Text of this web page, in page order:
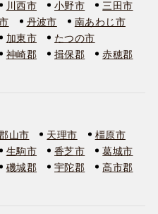
川西市 小野市
三田市
丹波市
南あわじ市
加東市
たつの市
神崎郡 揖保郡
赤穂郡
山市 天理市
橿原市
生駒市 香芝市
葛城市
磯城郡 宇陀郡
高市郡